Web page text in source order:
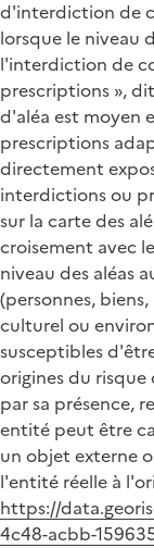
d'interdiction de
lorsque le niveau
l'interdiction de
prescriptions »,
d'aléa est moyen
prescriptions
directement
interdictions ou
sur la carte des
croisement avec
niveau des aléas
(personnes,
culturel ou
susceptibles
origines du
par sa présence,
entité peut être
un objet externe
l'entité réelle à
https://
4c48-acbb-